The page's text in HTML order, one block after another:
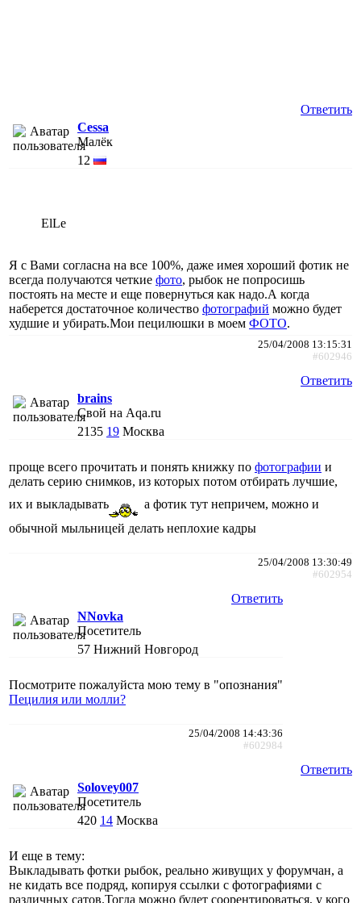
Ответить
Cessa
Малёк
12
ElLe
Я с Вами согласна на все 100%, даже имея хороший фотик не
всегда получаются четкие фото, рыбок не попросишь
постоять на месте и еще повернуться как надо.А когда
наберется достаточное количество фотографий можно будет
худшие и убирать.Мои пецилюшки в моем ФОТО.
25/04/2008 13:15:31
#602946
Ответить
brains
Свой на Aqa.ru
2135 19 Москва
проще всего прочитать и понять книжку по фотографии и
делать серию снимков, из которых потом отбирать лучшие,
их и выкладывать
а фотик тут непричем, можно и
обычной мыльницей делать неплохие кадры
25/04/2008 13:30:49
#602954
Ответить
NNovka
Посетитель
57 Нижний Новгород
Посмотрите пожалуйста мою тему в "опознания"
Пецилия или молли?
25/04/2008 14:43:36
#602984
Ответить
Solovey007
Посетитель
420 14 Москва
И еще в тему:
Выкладывать фотки рыбок, реально живущих у форумчан, а
не кидать все подряд, копируя ссылки с фотографиями с
различных сатов.Тогда можно будет соорентироваться, у кого